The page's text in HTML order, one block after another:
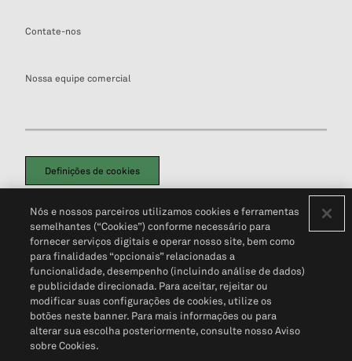
Contate-nos
Nossa equipe comercial
Definições de cookies
Política de PrivacidadePortal de privacidade do cliente (em inglês)
Não Venda Minhas Informações Pessoais© 2026 S&P Global
Nós e nossos parceiros utilizamos cookies e ferramentas
semelhantes (“Cookies”) conforme necessário para
fornecer serviços digitais e operar nosso site, bem como
para finalidades “opcionais” relacionadas a
funcionalidade, desempenho (incluindo análise de dados)
e publicidade direcionada. Para aceitar, rejeitar ou
modificar suas configurações de cookies, utilize os
botões neste banner. Para mais informações ou para
alterar sua escolha posteriormente, consulte nosso Aviso
sobre Cookies.